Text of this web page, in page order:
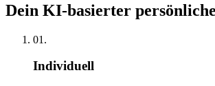
Dein KI-basierter
01.
Individuell